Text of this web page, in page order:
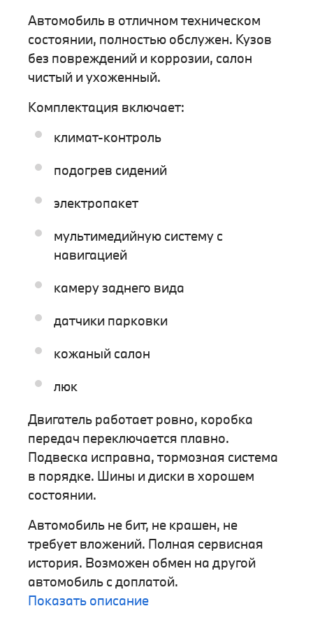
Автомобиль в отличном техническом
состоянии, полностью обслужен. Кузов
без повреждений и коррозии, салон
чистый и ухоженный.
Комплектация включает:
климат-контроль
подогрев сидений
электропакет
мультимедийную систему с
навигацией
камеру заднего вида
датчики парковки
кожаный салон
люк
Двигатель работает ровно, коробка
передач переключается плавно.
Подвеска исправна, тормозная система
в порядке. Шины и диски в хорошем
состоянии.
Автомобиль не бит, не крашен, не
требует вложений. Полная сервисная
история. Возможен обмен на другой
автомобиль с доплатой.
Показать описание